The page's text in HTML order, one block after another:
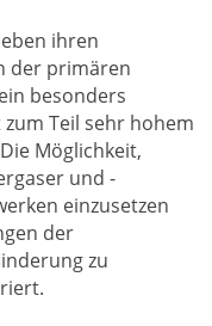
ihren
der primären
besonders
Teil sehr hohem
Möglichkeit,
und -
einzusetzen
der
zu